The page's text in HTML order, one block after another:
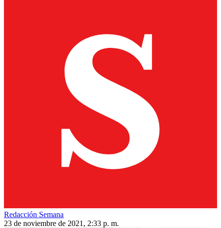
Redacción Semana
23 de noviembre de 2021, 2:33 p. m.